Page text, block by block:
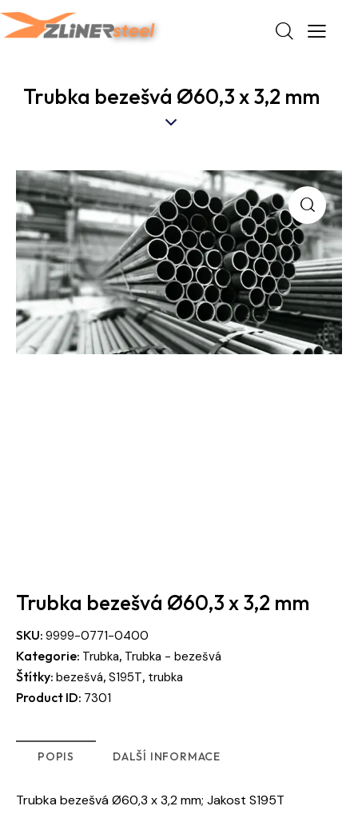
Trubka bezešvá Ø60,3 x 3,2 mm
Trubka bezešvá Ø60,3 x 3,2 mm
SKU: 9999-0771-0400
Kategorie: Trubka, Trubka - bezešvá
Štítky: bezešvá, S195T, trubka
Product ID: 7301
POPIS DALŠÍ INFORMACE
Trubka bezešvá Ø60,3 x 3,2 mm; Jakost S195T